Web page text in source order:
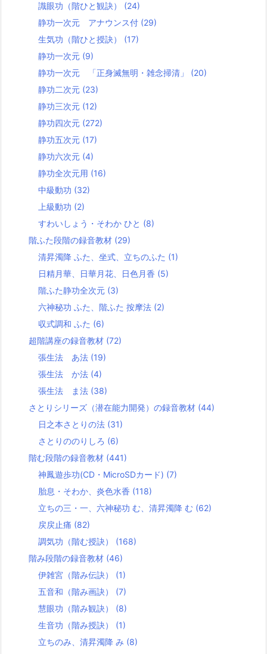
識眼功（階ひと観訣） (24)
静功一次元 アナウンス付 (29)
生気功（階ひと授訣） (17)
静功一次元 (9)
静功一次元 「正身滅無明・雑念掃清」 (20)
静功二次元 (23)
静功三次元 (12)
静功四次元 (272)
静功五次元 (17)
静功六次元 (4)
静功全次元用 (16)
中級動功 (32)
上級動功 (2)
すわいしょう・そわか ひと (8)
階ふた段階の録音教材 (29)
清昇濁降 ふた、坐式、立ちのふた (1)
日精月華、日華月花、日色月香 (5)
階ふた静功全次元 (3)
六神秘功 ふた、階ふた 按摩法 (2)
収式調和 ふた (6)
超階講座の録音教材 (72)
張生法 あ法 (19)
張生法 か法 (4)
張生法 ま法 (38)
さとりシリーズ（潜在能力開発）の録音教材 (44)
日之本さとりの法 (31)
さとりののりしろ (6)
階む段階の録音教材 (441)
神鳳遊歩功(CD・MicroSDカード) (7)
胎息・そわか、炎色水香 (118)
立ちの三・一、六神秘功 む、清昇濁降 む (62)
戻戻止痛 (82)
調気功（階む授訣） (168)
階み段階の録音教材 (46)
伊雑宮（階み伝訣） (1)
五音和（階み画訣） (7)
慧眼功（階み観訣） (8)
生音功（階み授訣） (1)
立ちのみ、清昇濁降 み (8)